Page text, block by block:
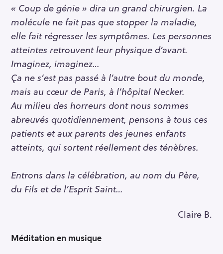
« Coup de génie » dira un grand chirurgien. La
molécule ne fait pas que stopper la maladie,
elle fait régresser les symptômes. Les personnes
atteintes retrouvent leur physique d’avant.
Imaginez, imaginez…
Ça ne s’est pas passé à l’autre bout du monde,
mais au cœur de Paris, à l’hôpital Necker.
Au milieu des horreurs dont nous sommes
abreuvés quotidiennement, pensons à tous ces
patients et aux parents des jeunes enfants
atteints, qui sortent réellement des ténèbres.
Entrons dans la célébration, au nom du Père,
du Fils et de l’Esprit Saint…
Claire B.
Méditation en musique